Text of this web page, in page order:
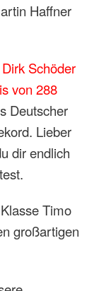
Haffner
Dirk Schöder
von 288
Deutscher
Lieber
dir endlich
Timo
großartigen